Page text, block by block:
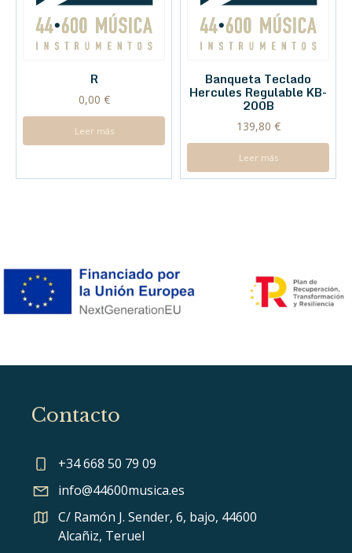
R
0,00 €
Leer más
Banqueta Teclado
Hercules Regulable KB-
200B
139,80 €
Leer más
Contacto
+34 668 50 79 09
info@44600musica.es
C/ Ramón J. Sender, 6, bajo, 44600
Alcañiz, Teruel